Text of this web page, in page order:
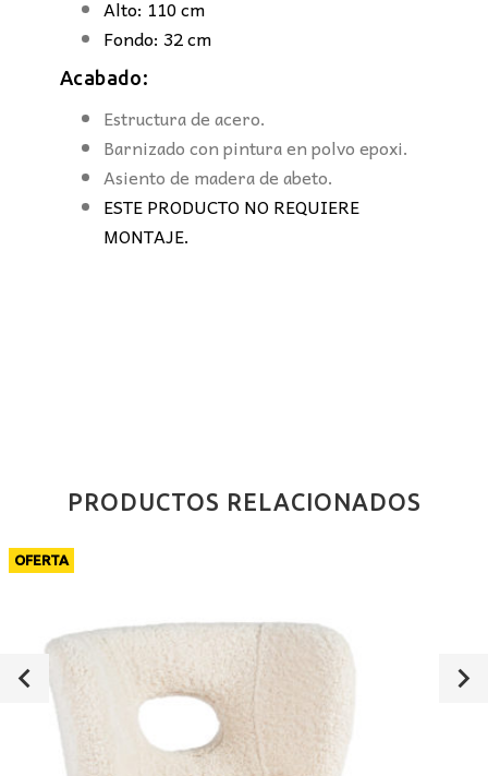
Alto: 110 cm
Fondo: 32 cm
Acabado:
Estructura de acero.
Barnizado con pintura en polvo epoxi.
Asiento de madera de abeto.
ESTE PRODUCTO NO REQUIERE
MONTAJE.
PRODUCTOS RELACIONADOS
OFERTA